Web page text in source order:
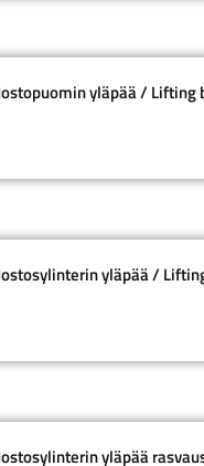
yläpää / Lifting
yläpää /
yläpää